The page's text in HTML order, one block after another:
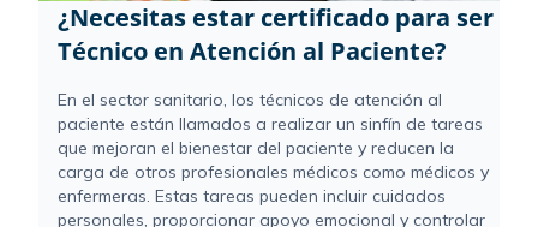
¿Necesitas estar certificado para ser
Técnico en Atención al Paciente?
En el sector sanitario, los técnicos de atención al
paciente están llamados a realizar un sinfín de tareas
que mejoran el bienestar del paciente y reducen la
carga de otros profesionales médicos como médicos y
enfermeras. Estas tareas pueden incluir cuidados
personales, proporcionar apoyo emocional y controlar